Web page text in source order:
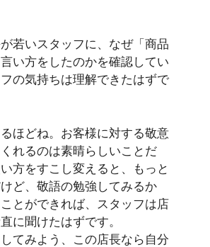
若いスタッフに、なぜ「商品
い方をしたのかを確認してい
の気持ちは理解できたはずで
ほどね。お客様に対する敬意
れるのは素晴らしいことだ
方をすこし変えると、もっと
ど、敬語の勉強してみるか
とができれば、スタッフは店
に聞けたはずです。
てみよう、この店長なら自分